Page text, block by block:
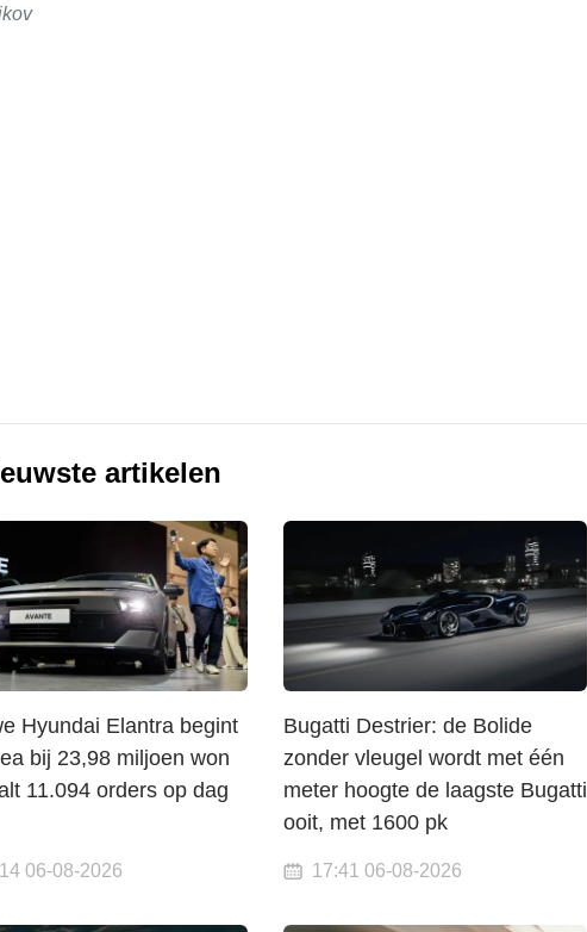
artikelen
Hyundai Elantra begint
bij 23,98 miljoen won
11.094 orders op dag
06-08-2026
Bugatti Destrier: de Bolide
zonder vleugel wordt met één
meter hoogte de laagste Bugatti
ooit, met 1600 pk
17:41 06-08-2026